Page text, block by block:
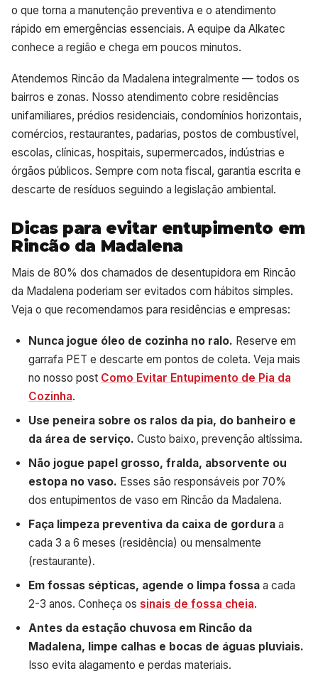
o que torna a manutenção preventiva e o atendimento
rápido em emergências essenciais. A equipe da Alkatec
conhece a região e chega em poucos minutos.
Atendemos Rincão da Madalena integralmente — todos os
bairros e zonas. Nosso atendimento cobre residências
unifamiliares, prédios residenciais, condomínios horizontais,
comércios, restaurantes, padarias, postos de combustível,
escolas, clínicas, hospitais, supermercados, indústrias e
órgãos públicos. Sempre com nota fiscal, garantia escrita e
descarte de resíduos seguindo a legislação ambiental.
Dicas para evitar entupimento em
Rincão da Madalena
Mais de 80% dos chamados de desentupidora em Rincão
da Madalena poderiam ser evitados com hábitos simples.
Veja o que recomendamos para residências e empresas:
Nunca jogue óleo de cozinha no ralo. Reserve em
garrafa PET e descarte em pontos de coleta. Veja mais
no nosso post Como Evitar Entupimento de Pia da
Cozinha.
Use peneira sobre os ralos da pia, do banheiro e
da área de serviço. Custo baixo, prevenção altíssima.
Não jogue papel grosso, fralda, absorvente ou
estopa no vaso. Esses são responsáveis por 70%
dos entupimentos de vaso em Rincão da Madalena.
Faça limpeza preventiva da caixa de gordura a
cada 3 a 6 meses (residência) ou mensalmente
(restaurante).
Em fossas sépticas, agende o limpa fossa a cada
2-3 anos. Conheça os sinais de fossa cheia.
Antes da estação chuvosa em Rincão da
Madalena, limpe calhas e bocas de águas pluviais.
Isso evita alagamento e perdas materiais.